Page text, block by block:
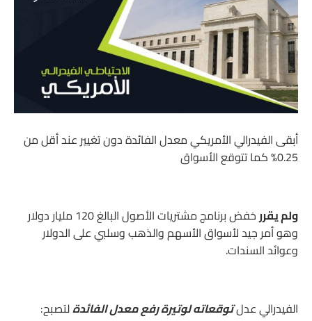
أبقى الفيدرالي الأمريكي معدل الفائدة دون تغيير عند أقل من
0.25% كما تتوقع الأسواق
ولم يقرر
خفض برنامج مشتريات الأصول البالغ 120 مليار دولار
وهو أمر جيد لأسواق الأسهم والذهب وسلبي على الدولار
وعوائد السندات.
الفيدرالي عدلتوقعاته لوتيرة رفع معدل الفائدةلتصبح: